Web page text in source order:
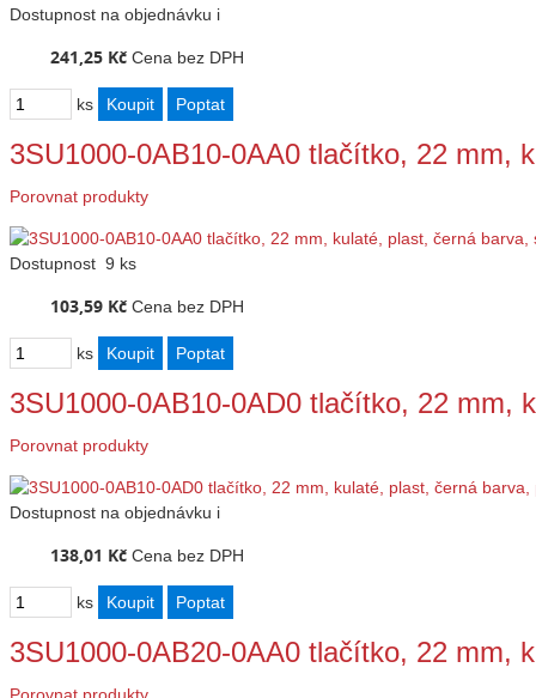
Dostupnost na objednávku i
241,25 Kč Cena bez DPH
ks
3SU1000-0AB10-0AA0 tlačítko, 22 mm,
Porovnat produkty
Dostupnost 9 ks
103,59 Kč Cena bez DPH
ks
3SU1000-0AB10-0AD0 tlačítko, 22 mm,
Porovnat produkty
Dostupnost na objednávku i
138,01 Kč Cena bez DPH
ks
3SU1000-0AB20-0AA0 tlačítko, 22 mm,